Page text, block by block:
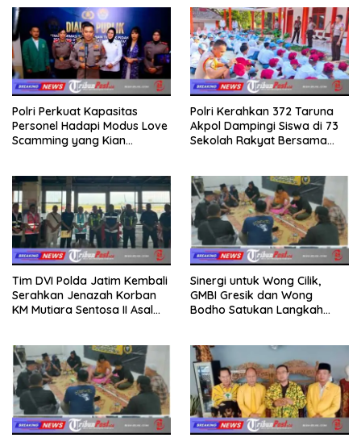
Polri Perkuat Kapasitas
Personel Hadapi Modus Love
Scamming yang Kian
Polri Kerahkan 372 Taruna
Akpol Dampingi Siswa di 73
Sekolah Rakyat Bersama
Tim DVI Polda Jatim Kembali
Serahkan Jenazah Korban
KM Mutiara Sentosa II Asal
Sinergi untuk Wong Cilik,
GMBI Gresik dan Wong
Bodho Satukan Langkah